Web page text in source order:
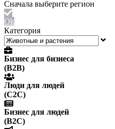
Ok
Категория
Бизнес для бизнеса
(B2B)
Люди для людей
(С2С)
Бизнес для людей
(B2C)